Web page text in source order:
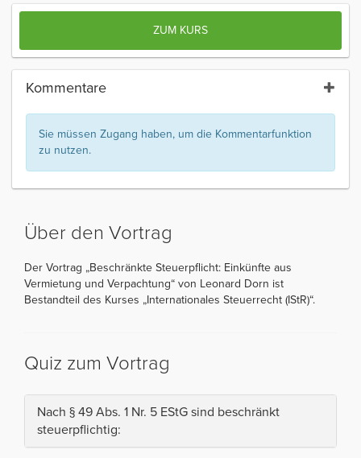
ZUM KURS
Kommentare
Sie müssen Zugang haben, um die Kommentarfunktion
zu nutzen.
Über den Vortrag
Der Vortrag „Beschränkte Steuerpflicht: Einkünfte aus
Vermietung und Verpachtung“ von Leonard Dorn ist
Bestandteil des Kurses „Internationales Steuerrecht (IStR)“.
Quiz zum Vortrag
Nach § 49 Abs. 1 Nr. 5 EStG sind beschränkt
steuerpflichtig: